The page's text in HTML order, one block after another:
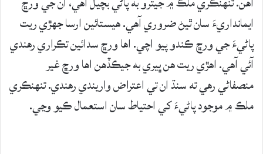
ايمانداريءَ سان ٿيڻ ضروري آهي. هيستائين ارسا جهڙي ريت
پاڻيءَ جي ورڇ ڪندو پيو اچي. اها ورڇ سدائين تڪراري رهندي
آئي آهي. اهڙي ريت هن ڀيري به جيڪڏهن اها ورڇ غير
منصفاڻي رهي ته سنڌ ان تي اعتراض واريندي رهندي. تنهنڪري
ملڪ ۾ موجود پاڻيءَ کي احتياط سان استعمال ڪيو وڃي.